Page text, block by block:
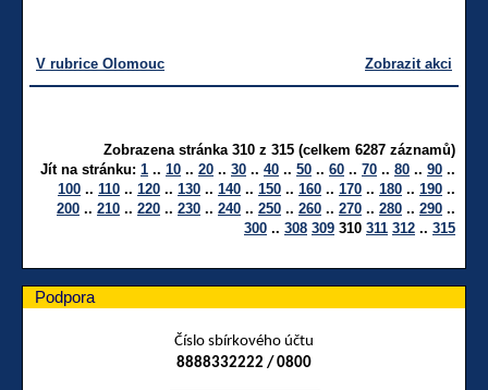
V rubrice Olomouc Zobrazit akci
Zobrazena stránka 310 z 315 (celkem 6287 záznamů)
Jít na stránku: 1 .. 10 .. 20 .. 30 .. 40 .. 50 .. 60 .. 70 .. 80 .. 90 ..
100 .. 110 .. 120 .. 130 .. 140 .. 150 .. 160 .. 170 .. 180 .. 190 ..
200 .. 210 .. 220 .. 230 .. 240 .. 250 .. 260 .. 270 .. 280 .. 290 ..
300 .. 308 309 310 311 312 .. 315
Podpora
Číslo sbírkového účtu
8888332222 / 0800